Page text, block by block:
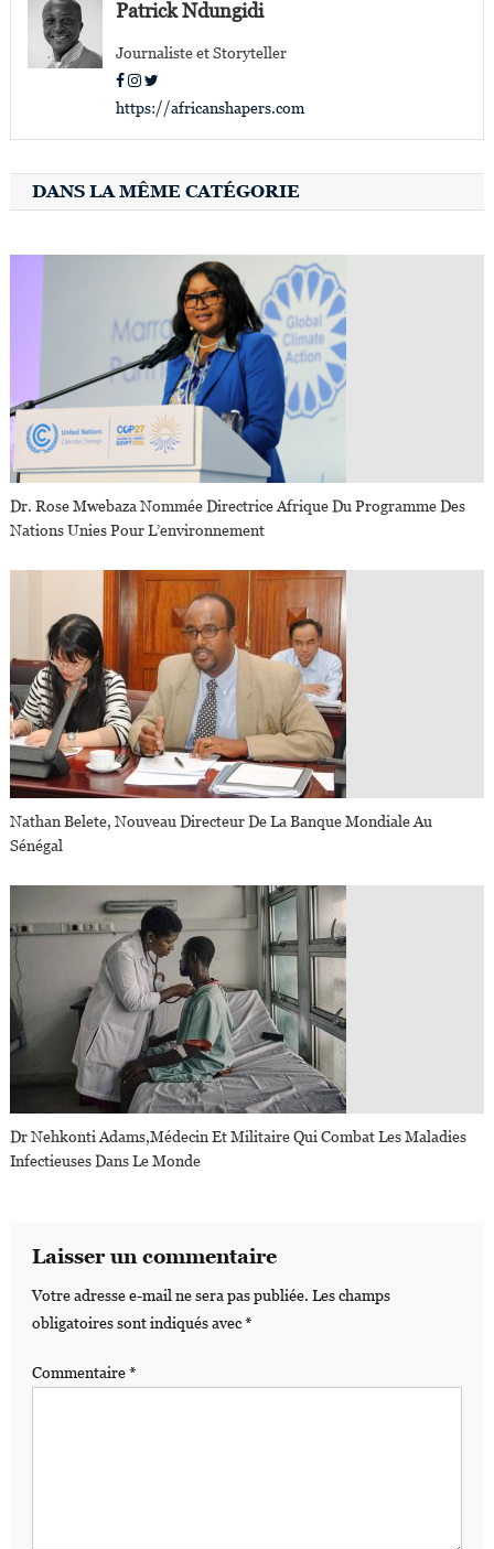
l’articlePatrick Ndungidi
Journaliste et Storyteller
https://africanshapers.com
DANS LA MÊME CATÉGORIE
Dr. Rose Mwebaza Nommée Directrice Afrique Du Programme Des
Nations Unies Pour L’environnement
Nathan Belete, Nouveau Directeur De La Banque Mondiale Au
Sénégal
Dr Nehkonti Adams,médecin Et Militaire Qui Combat Les Maladies
Infectieuses Dans Le Monde
Laisser un commentaire
Votre adresse e-mail ne sera pas publiée. Les champs
obligatoires sont indiqués avec*
Commentaire*